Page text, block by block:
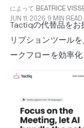
によって BEATRICE
JUN 11, 2026 9 MIN READ
Tactiqの代替品をお
リプションツール
ークフローを効率化